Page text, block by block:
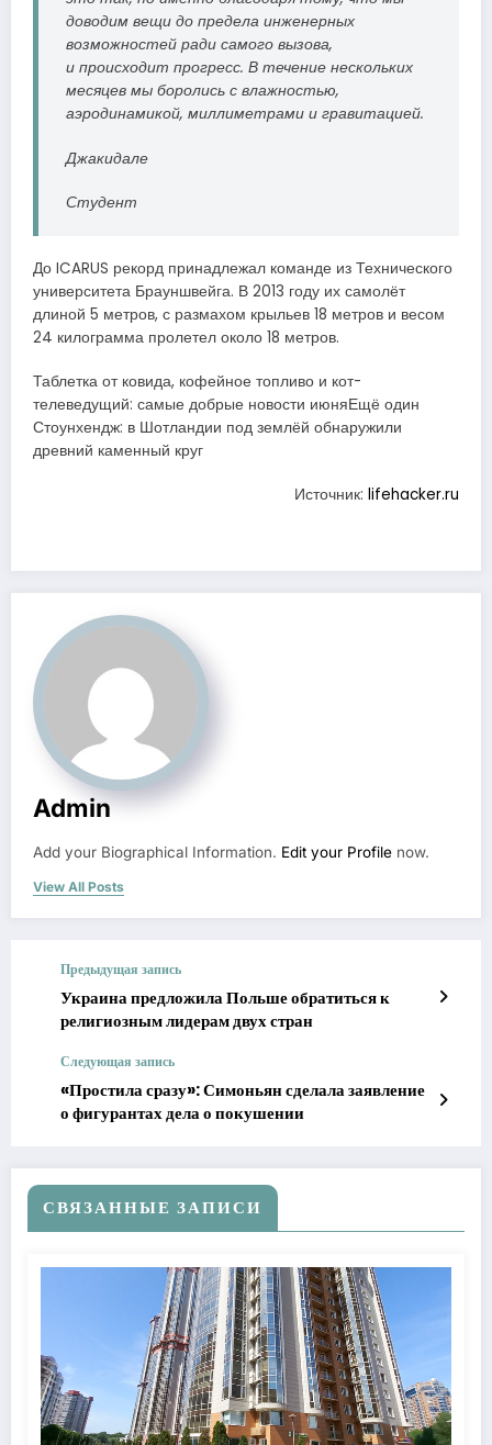
доводим вещи до предела инженерных
возможностей ради самого вызова,
и происходит прогресс. В течение нескольких
месяцев мы боролись с влажностью,
аэродинамикой, миллиметрами и гравитацией.
Джакидале
Студент
До ICARUS рекорд принадлежал команде из Технического
университета Брауншвейга. В 2013 году их самолёт
длиной 5 метров, с размахом крыльев 18 метров и весом
24 килограмма пролетел около 18 метров.
Таблетка от ковида, кофейное топливо и кот-
телеведущий: самые добрые новости июняЕщё один
Стоунхендж: в Шотландии под землёй обнаружили
древний каменный круг
Источник: lifehacker.ru
Admin
Add your Biographical Information. Edit your Profile now.
View All Posts
Предыдущая запись
Украина предложила Польше обратиться к
религиозным лидерам двух стран
Следующая запись
«Простила сразу»: Симоньян сделала заявление
о фигурантах дела о покушении
СВЯЗАННЫЕ ЗАПИСИ